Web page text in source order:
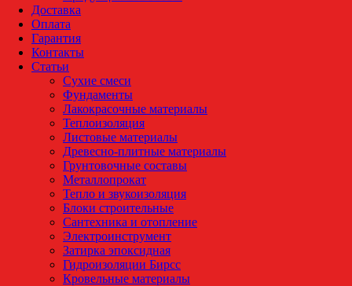
Доставка
Оплата
Гарантия
Контакты
Статьи
Сухие смеси
Фундаменты
Лакокрасочные материалы
Теплоизоляция
Листовые материалы
Древесно-плитные материалы
Грунтовочные составы
Металлопрокат
Тепло и звукоизоляция
Блоки строительные
Сантехника и отопление
Электроинструмент
Затирка эпоксидная
Гидроизоляции Бирсс
Кровельные материалы